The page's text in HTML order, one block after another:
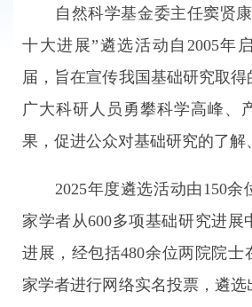
自然科学基金委主任窦贤康
十大进展”遴选活动自2005年
届，旨在宣传我国基础研究取
广大科研人员勇攀科学高峰、
果，促进公众对基础研究的了解
2025年度遴选活动由150余
家学者从600多项基础研究进展
进展，经包括480余位两院院士
家学者进行网络实名投票，遴选